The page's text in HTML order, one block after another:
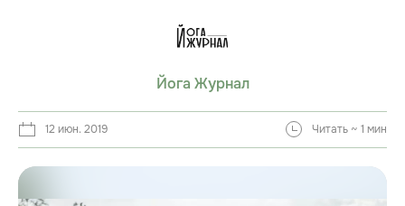
Йога Журнал
12 июн. 2019 Читать ~ 1 мин